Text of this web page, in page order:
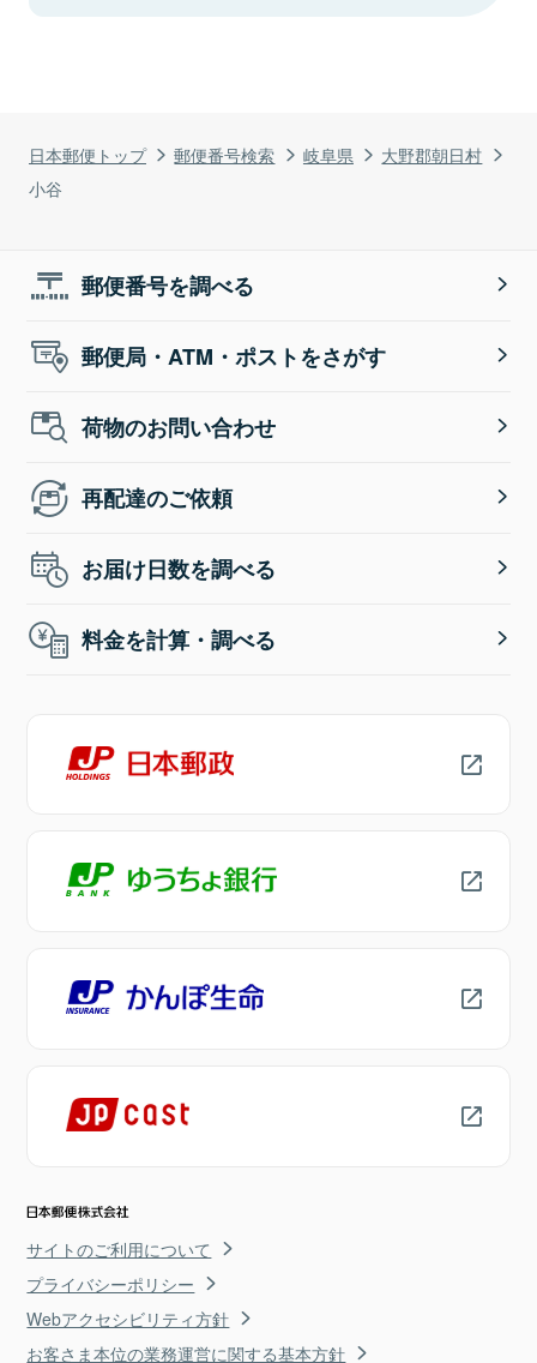
日本郵便トップ 郵便番号検索 岐阜県
大野郡朝日村
小谷
郵便番号を調べる
郵便局・ATM・ポストをさがす
荷物のお問い合わせ
再配達のご依頼
お届け日数を調べる
料金を計算・調べる
サイトのご利用について
プライバシーポリシー
Webアクセシビリティ方針
お客さま本位の業務運営に関する基本方針